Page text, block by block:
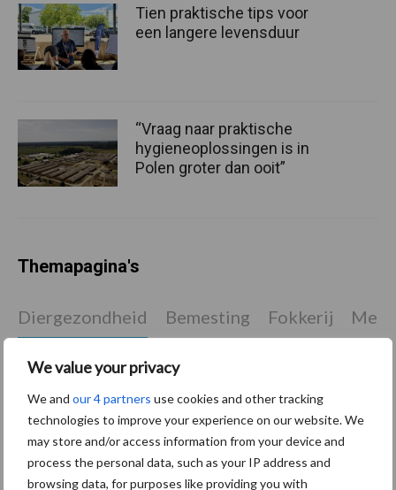
We value your privacy
We and our 4 partners use cookies and other tracking
technologies to improve your experience on our website. We
may store and/or access information from your device and
process the personal data, such as your IP address and
browsing data, for purposes like providing you with
Tien praktische tips voor
een langere levensduur
“Vraag naar praktische
hygieneoplossingen is in
Polen groter dan ooit”
Themapagina's
Diergezondheid Bemesting Fokkerij
Mastitis Hittestress